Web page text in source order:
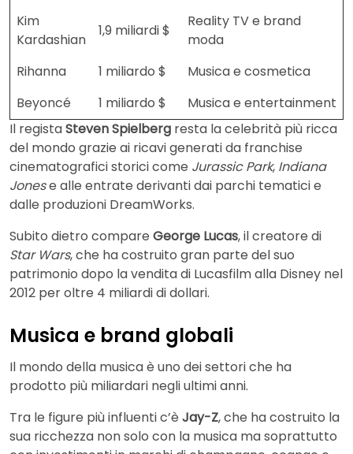
Kim
Kardashian
1,9 miliardi $
Reality TV e brand
moda
Rihanna
1 miliardo $
Musica e cosmetica
Beyoncé
1 miliardo $
Musica e entertainment
Il registaSteven Spielberg resta la celebrità più ricca
del mondo grazie ai ricavi generati da franchise
cinematografici storici come Jurassic Park, Indiana
Jonese alle entrate derivanti dai parchi tematici e
dalle produzioni DreamWorks.
Subito dietro compare George Lucas, il creatore di
Star Wars, che ha costruito gran parte del suo
patrimonio dopo la vendita di Lucasfilm alla Disney nel
2012 per oltre 4 miliardi di dollari.
Musica e brand globali
Il mondo della musica è uno dei settori che ha
prodotto più miliardari negli ultimi anni.
Tra le figure più influenti c’è Jay-Z, che ha costruito la
sua ricchezza non solo con la musica ma soprattutto